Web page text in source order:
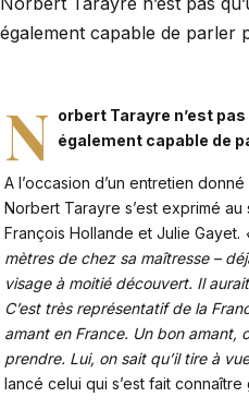
également capable de parler
N orbert Tarayre n’est
également capable de
A l’occasion d’un entretien
Norbert Tarayre s’est exprimé
François Hollande et Julie Gayet.
mètres de chez sa maîtresse –
visage à moitié découvert. Il
C’est très représentatif de la
amant en France. Un bon amant,
prendre. Lui, on sait qu’il tire à
lancé celui qui s’est fait